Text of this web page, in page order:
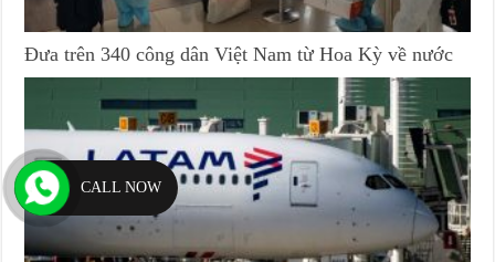
Đưa trên 340 công dân Việt Nam từ Hoa Kỳ về nước
CALL NOW